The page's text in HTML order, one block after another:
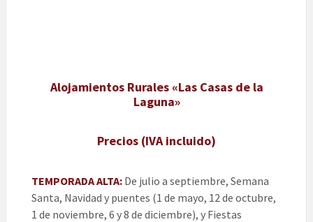
Alojamientos Rurales «Las Casas de la
Laguna»
Precios (IVA incluido)
TEMPORADA ALTA: De julio a septiembre, Semana
Santa, Navidad y puentes (1 de mayo, 12 de octubre,
1 de noviembre, 6 y 8 de diciembre), y Fiestas